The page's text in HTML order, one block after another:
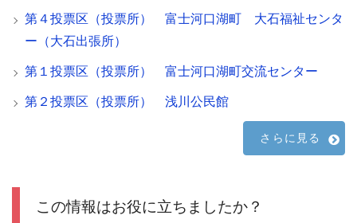
第４投票区（投票所） 富士河口湖町 大石福祉センタ
ー（大石出張所）
第１投票区（投票所） 富士河口湖町交流センター
第２投票区（投票所） 浅川公民館
さらに見る
この情報はお役に立ちましたか？